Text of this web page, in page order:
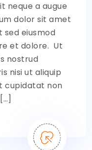
neque a augue
dolor sit amet
eiusmod
et dolore. Ut
nostrud
nisi ut aliquip
cupidatat non